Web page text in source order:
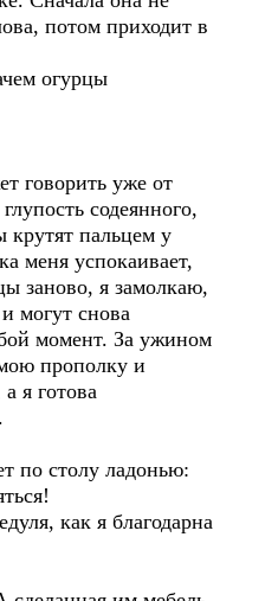
потом приходит в
огурцы
говорить уже от
содеянного,
крутят пальцем у
меня успокаивает,
заново, я замолкаю,
могут снова
момент. За ужином
прополку и
я готова
по столу ладонью:
как я благодарна